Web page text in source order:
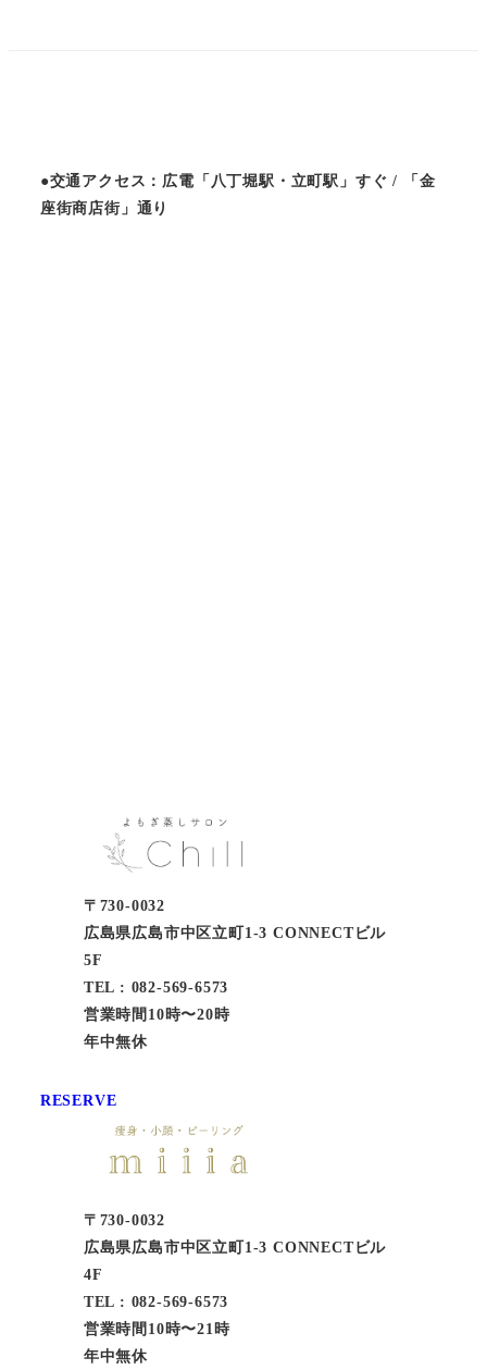
●交通アクセス：広電「八丁堀駅・立町駅」すぐ / 「金
座街商店街」通り
〒730-0032
広島県広島市中区立町1-3 CONNECTビル
5F
TEL : 082-569-6573
営業時間10時〜20時
年中無休
RESERVE
〒730-0032
広島県広島市中区立町1-3 CONNECTビル
4F
TEL : 082-569-6573
営業時間10時〜21時
年中無休